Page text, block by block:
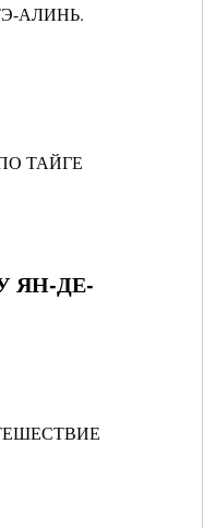
АЛИНЬ.
ТАЙГЕ
ЯН-ДЕ-